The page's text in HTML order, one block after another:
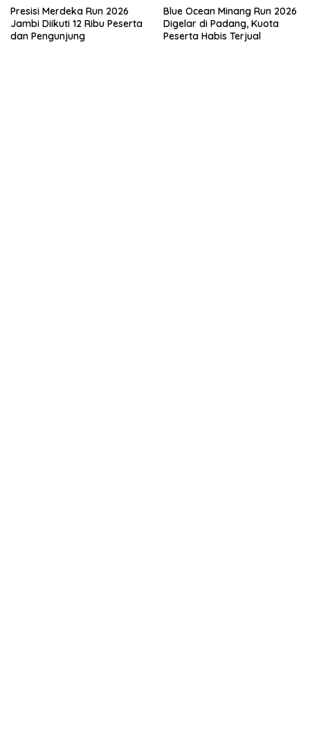
Presisi Merdeka Run 2026
Jambi Diikuti 12 Ribu Peserta
dan Pengunjung
Blue Ocean Minang Run 2026
Digelar di Padang, Kuota
Peserta Habis Terjual